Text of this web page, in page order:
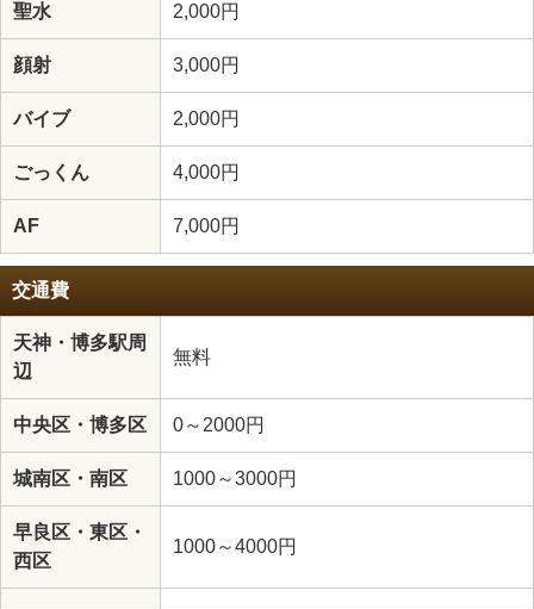
聖水 2,000円
顔射 3,000円
バイブ 2,000円
ごっくん 4,000円
AF 7,000円
交通費
天神・博多駅周
辺
無料
中央区・博多区 0～2000円
城南区・南区 1000～3000円
早良区・東区・
西区
1000～4000円